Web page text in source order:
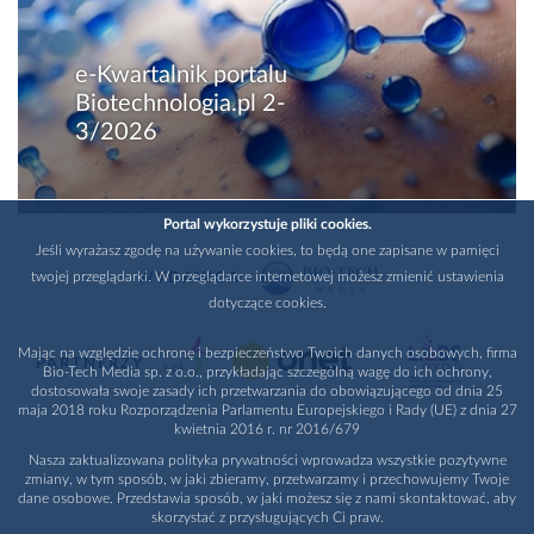
e-Kwartalnik portalu
Biotechnologia.pl 2-
3/2026
WYDAWCA
PARTNERZY
Portal wykorzystuje pliki cookies.
Jeśli wyrażasz zgodę na używanie cookies, to będą one zapisane w pamięci
twojej przeglądarki. W przeglądarce internetowej możesz zmienić ustawienia
dotyczące cookies.
Mając na względzie ochronę i bezpieczeństwo Twoich danych osobowych, firma
Bio-Tech Media sp. z o.o., przykładając szczególną wagę do ich ochrony,
dostosowała swoje zasady ich przetwarzania do obowiązującego od dnia 25
maja 2018 roku Rozporządzenia Parlamentu Europejskiego i Rady (UE) z dnia 27
kwietnia 2016 r. nr 2016/679
Nasza zaktualizowana polityka prywatności wprowadza wszystkie pozytywne
zmiany, w tym sposób, w jaki zbieramy, przetwarzamy i przechowujemy Twoje
dane osobowe. Przedstawia sposób, w jaki możesz się z nami skontaktować, aby
skorzystać z przysługujących Ci praw.